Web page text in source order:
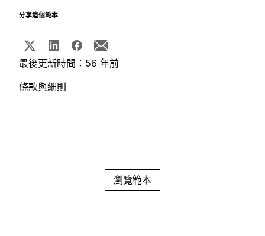
分享這個範本
最後更新時間：56 年前
條款與細則
瀏覽範本